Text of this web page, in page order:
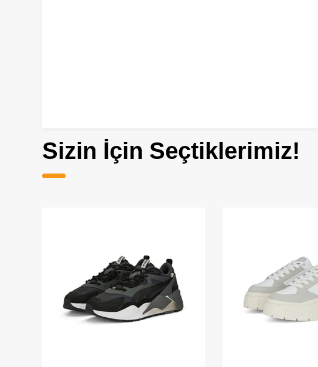
Sizin İçin Seçtiklerimiz!